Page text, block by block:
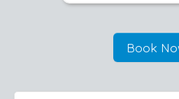
Book